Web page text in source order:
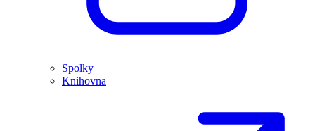
Spolky
Knihovna